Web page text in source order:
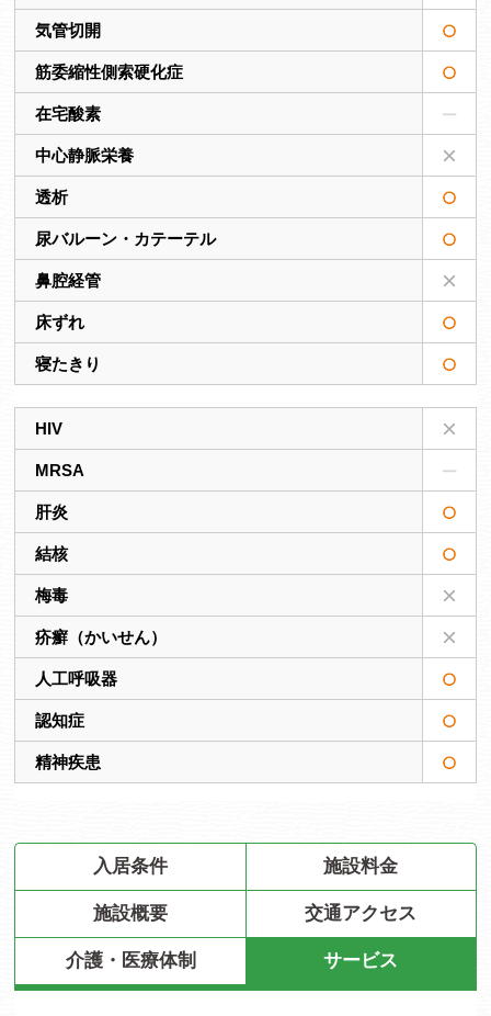
気管切開
筋委縮性側索硬化症
在宅酸素
中心静脈栄養
透析
尿バルーン・カテーテル
鼻腔経管
床ずれ
寝たきり
HIV
MRSA
肝炎
結核
梅毒
疥癬（かいせん）
人工呼吸器
認知症
精神疾患
入居条件 施設料金
施設概要 交通アクセス
介護・医療体制 サービス